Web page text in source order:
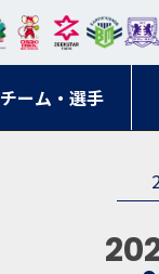
チーム・選手
東日
本レ
ガロ
オー
ソル
埼玉
クス
ター
東京
BM
川